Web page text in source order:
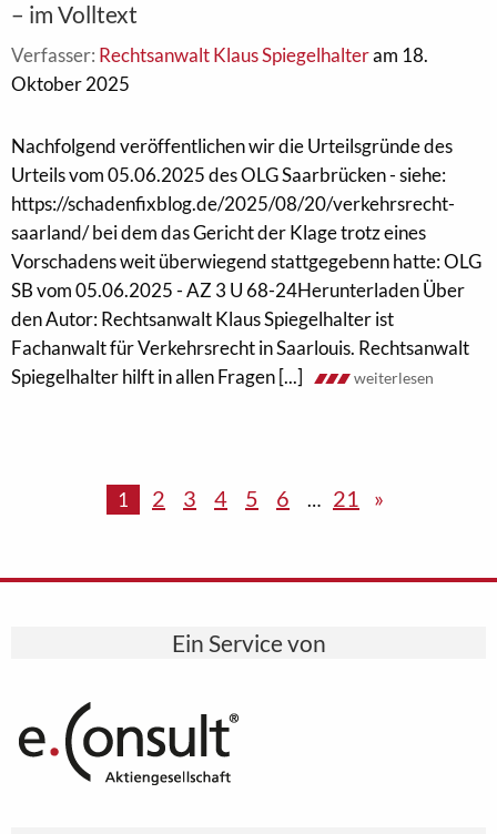
– im Volltext
Verfasser: Rechtsanwalt Klaus Spiegelhalteram 18.
Oktober 2025
Nachfolgend veröffentlichen wir die Urteilsgründe des
Urteils vom 05.06.2025 des OLG Saarbrücken - siehe:
https://schadenfixblog.de/2025/08/20/verkehrsrecht-
saarland/ bei dem das Gericht der Klage trotz eines
Vorschadens weit überwiegend stattgegebenn hatte: OLG
SB vom 05.06.2025 - AZ 3 U 68-24Herunterladen Über
den Autor: Rechtsanwalt Klaus Spiegelhalter ist
Fachanwalt für Verkehrsrecht in Saarlouis. Rechtsanwalt
Spiegelhalter hilft in allen Fragen [...]
weiterlesen
1 2 3 4 5 6 … 21 »
Ein Service von